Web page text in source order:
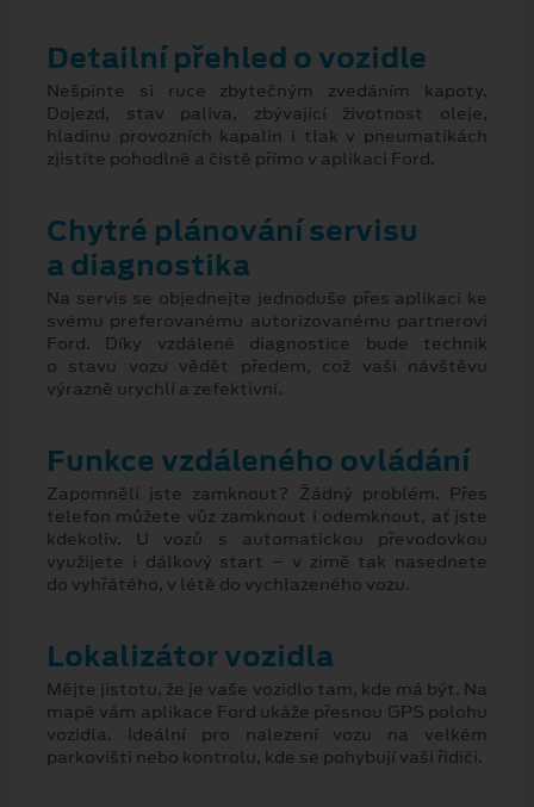
Detailní přehled o vozidle
Nešpinte si ruce zbytečným zvedáním kapoty.
Dojezd, stav paliva, zbývající životnost oleje,
hladinu provozních kapalin i tlak v pneumatikách
zjistíte pohodlně a čistě přímo v aplikaci Ford.
Chytré plánování servisu
a diagnostika
Na servis se objednejte jednoduše přes aplikaci ke
svému preferovanému autorizovanému partnerovi
Ford. Díky vzdálené diagnostice bude technik
o stavu vozu vědět předem, což vaši návštěvu
výrazně urychlí a zefektivní.
Funkce vzdáleného ovládání
Zapomněli jste zamknout? Žádný problém. Přes
telefon můžete vůz zamknout i odemknout, ať jste
kdekoliv. U vozů s automatickou převodovkou
využijete i dálkový start – v zimě tak nasednete
do vyhřátého, v létě do vychlazeného vozu.
Lokalizátor vozidla
Mějte jistotu, že je vaše vozidlo tam, kde má být. Na
mapě vám aplikace Ford ukáže přesnou GPS polohu
vozidla. Ideální pro nalezení vozu na velkém
parkovišti nebo kontrolu, kde se pohybují vaši řidiči.